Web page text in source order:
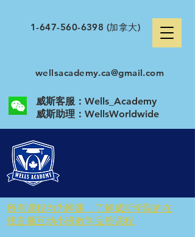
1-647-560-6398 (加拿大)
wellsacademy.ca@gmail.com
威斯客服：Wells_Academy
​威斯助理：WellsWorldwide
所有课程均为网课，了解威斯学院的在
线直播互动小班教学品质课程